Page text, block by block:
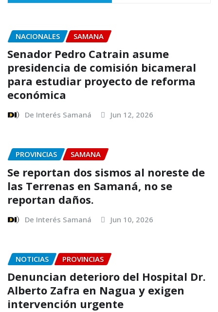
NACIONALES SAMANA
Senador Pedro Catrain asume
presidencia de comisión bicameral
para estudiar proyecto de reforma
económica
De Interés Samaná Jun 12, 2026
PROVINCIAS SAMANA
Se reportan dos sismos al noreste de
las Terrenas en Samaná, no se
reportan daños.
De Interés Samaná Jun 10, 2026
NOTICIAS PROVINCIAS
Denuncian deterioro del Hospital Dr.
Alberto Zafra en Nagua y exigen
intervención urgente